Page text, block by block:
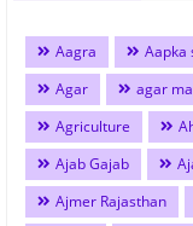
Aagra Aapka
Agar
agar
Agriculture
Ajab Gajab
Ajmer Rajasthan